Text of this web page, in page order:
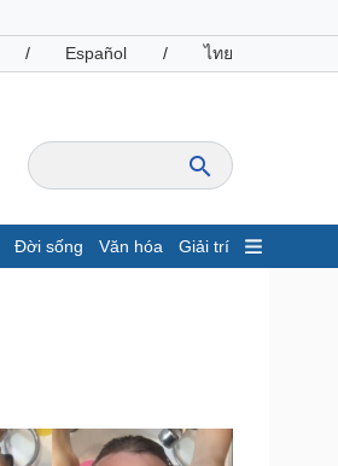
/ Español / ไทย
Đời sống Văn hóa Giải trí
Giá cà phê